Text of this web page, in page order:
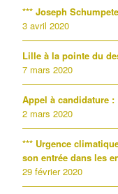
*** Joseph
3 avril 2020
Lille à la pointe du
7 mars 2020
Appel à candidature :
2 mars 2020
*** Urgence
son entrée dans les
29 février 2020